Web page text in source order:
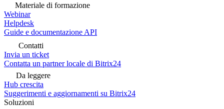
Materiale di formazione
Webinar
Helpdesk
Guide e documentazione API
Contatti
Invia un ticket
Contatta un partner locale di Bitrix24
Da leggere
Hub crescita
Suggerimenti e aggiornamenti su Bitrix24
Soluzioni